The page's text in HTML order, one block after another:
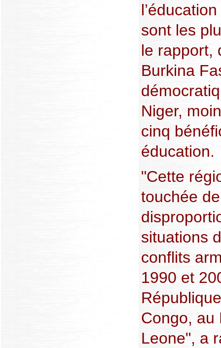
sont les
le rapport,
Burkina
Niger,
cinq
éducation.
"Cette
touchée
situations
conflits
1990 et
Congo, au
Leone", a